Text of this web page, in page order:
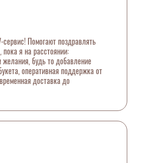
Помогают поздравлять
я на расстоянии:
будь то добавление
оперативная поддержка от
доставка до